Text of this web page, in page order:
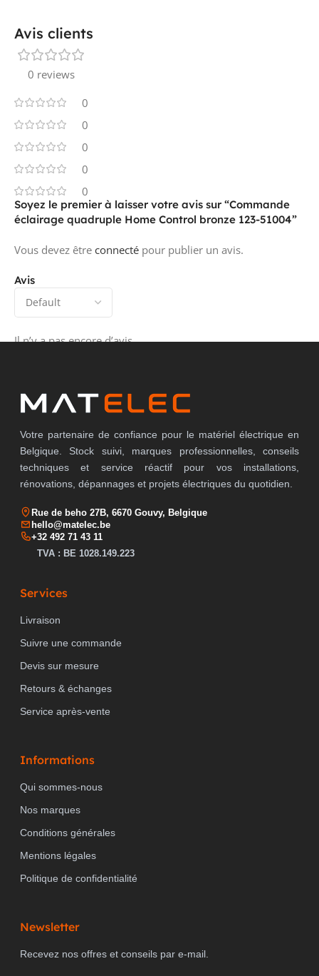
Avis clients
0 reviews
0
0
0
0
0
Avis
Il n’y a pas encore d’avis.
Soyez le premier à laisser votre avis sur “Commande
éclairage quadruple Home Control bronze 123-51004”
Vous devez être connecté pour publier un avis.
Votre partenaire de confiance pour le matériel électrique en
Belgique. Stock suivi, marques professionnelles, conseils
techniques et service réactif pour vos installations,
rénovations, dépannages et projets électriques du quotidien.
Rue de beho 27B, 6670 Gouvy, Belgique
hello@matelec.be
+32 492 71 43 11
TVA : BE 1028.149.223
Services
Livraison
Suivre une commande
Devis sur mesure
Retours & échanges
Service après-vente
Informations
Qui sommes-nous
Nos marques
Conditions générales
Mentions légales
Politique de confidentialité
Newsletter
Recevez nos offres et conseils par e-mail.